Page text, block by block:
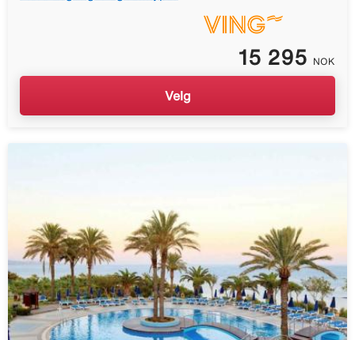
15 295 NOK
Velg